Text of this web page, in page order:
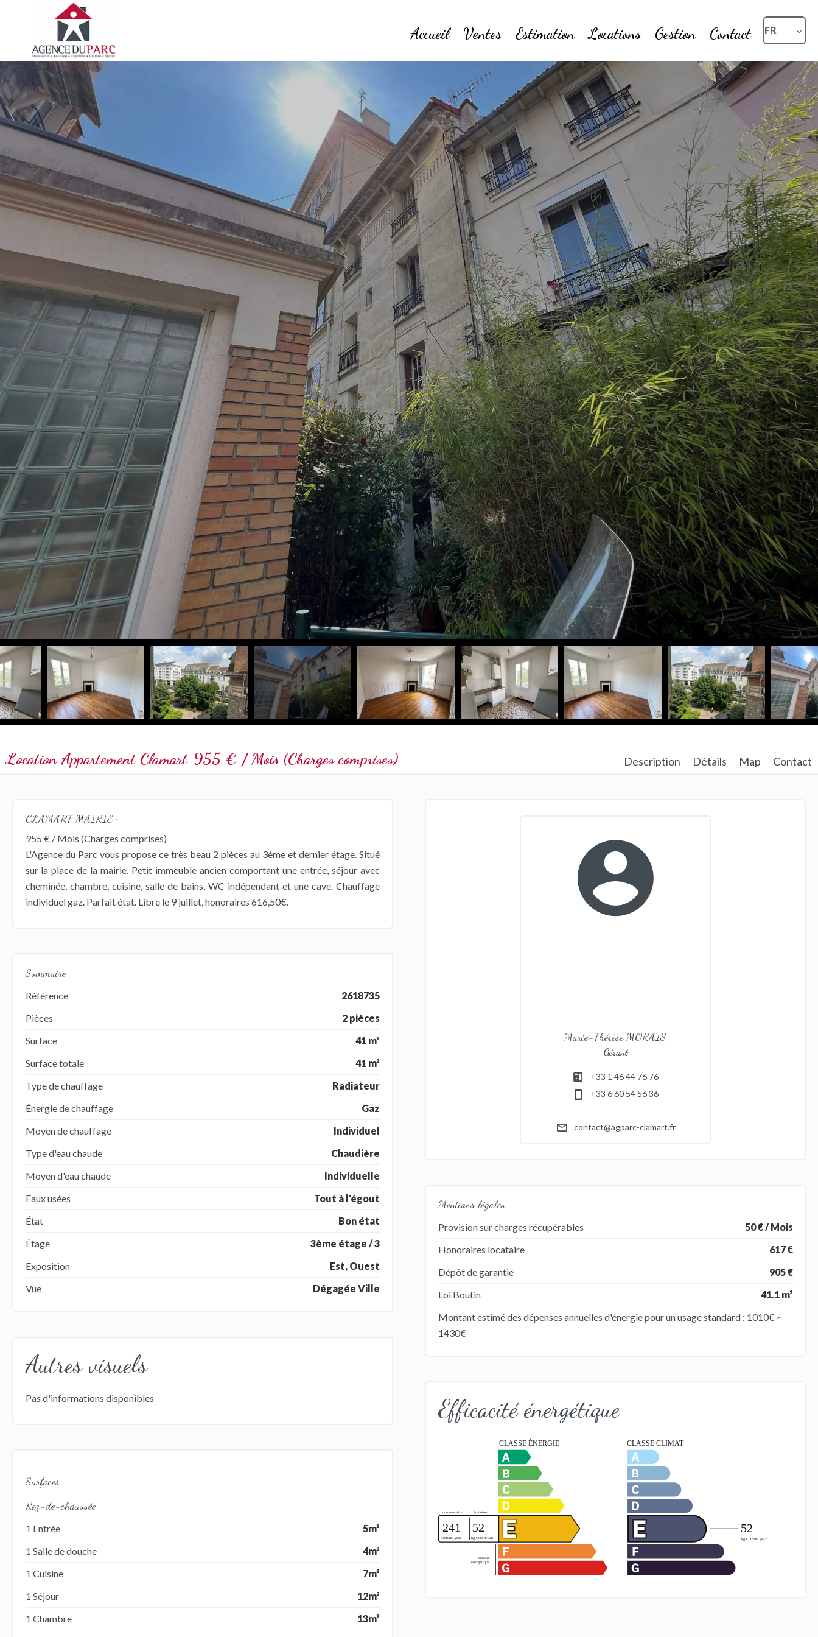
Accueil Ventes Estimation Locations Gestion Contact FR
Location Appartement Clamart 955 € / Mois (Charges comprises) Description Détails Map Contact
CLAMART MAIRIE :
955 € / Mois (Charges comprises)
L'Agence du Parc vous propose ce très beau 2 pièces au 3ème et dernier étage. Situé
sur la place de la mairie. Petit immeuble ancien comportant une entrée, séjour avec
cheminée, chambre, cuisine, salle de bains, WC indépendant et une cave. Chauffage
individuel gaz. Parfait état. Libre le 9 juillet, honoraires 616,50€.
Sommaire
Référence
2618735
Pièces
2 pièces
Surface
41 m²
Surface totale
41 m²
Type de chauffage
Radiateur
Énergie de chauffage
Gaz
Moyen de chauffage
Individuel
Type d'eau chaude
Chaudière
Moyen d'eau chaude
Individuelle
Eaux usées
Tout à l'égout
État
Bon état
Étage
3ème étage / 3
Exposition
Est, Ouest
Vue
Dégagée Ville
Autres visuels
Pas d'informations disponibles
Surfaces
Rez-de-chaussée
1 Entrée
5m²
1 Salle de douche
4m²
1 Cuisine
7m²
1 Séjour
12m²
1 Chambre
13m²
Marie-Thérèse MORAIS
Gérant
+33 1 46 44 76 76
+33 6 60 54 56 36
contact@agparc-clamart.fr
Mentions légales
Provision sur charges récupérables
50 € / Mois
Honoraires locataire
617 €
Dépôt de garantie
905 €
Loi Boutin
41.1 m²
Montant estimé des dépenses annuelles d'énergie pour un usage standard : 1010€ ~
1430€
Efficacité énergétique